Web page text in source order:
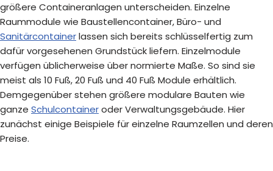
größere Containeranlagen unterscheiden. Einzelne
Raummodule wie Baustellencontainer, Büro- und
Sanitärcontainerlassen sich bereits schlüsselfertig zum
dafür vorgesehenen Grundstück liefern. Einzelmodule
verfügen üblicherweise über normierte Maße. So sind sie
meist als 10 Fuß, 20 Fuß und 40 Fuß Module erhältlich.
Demgegenüber stehen größere modulare Bauten wie
ganze Schulcontaineroder Verwaltungsgebäude. Hier
zunächst einige Beispiele für einzelne Raumzellen und deren
Preise.